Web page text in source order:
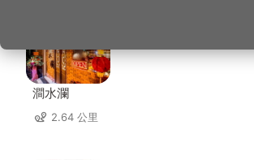
澗水瀾
2.64 公里